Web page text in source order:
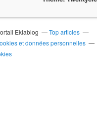
Eklablog
Top articles
et données personnelles